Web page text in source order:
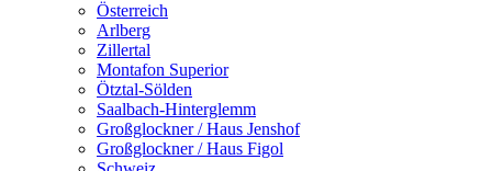
Österreich
Arlberg
Zillertal
Montafon Superior
Ötztal-Sölden
Saalbach-Hinterglemm
Großglockner / Haus Jenshof
Großglockner / Haus Figol